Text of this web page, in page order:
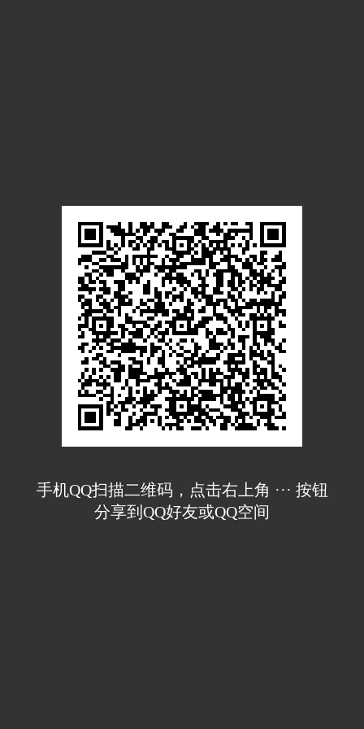
手机QQ扫描二维码，点击右上角 ··· 按钮
分享到QQ好友或QQ空间